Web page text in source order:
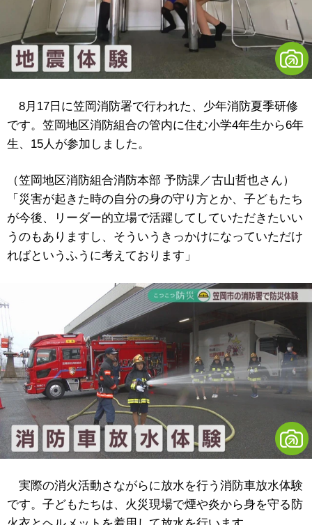
8月17日に笠岡消防署で行われた、少年消防夏季研修
です。笠岡地区消防組合の管内に住む小学4年生から6年
生、15人が参加しました。
（笠岡地区消防組合消防本部 予防課／古山哲也さん）
「災害が起きた時の自分の身の守り方とか、子どもたち
が今後、リーダー的立場で活躍してしていただきたいい
うのもありますし、そういうきっかけになっていただけ
ればというふうに考えております」
実際の消火活動さながらに放水を行う消防車放水体験
です。子どもたちは、火災現場で煙や炎から身を守る防